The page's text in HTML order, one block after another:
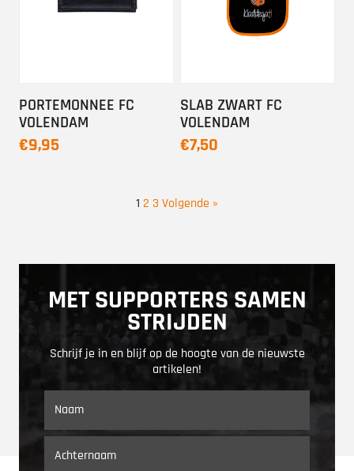
PORTEMONNEE FC
VOLENDAM
€9,95
SLAB ZWART FC
VOLENDAM
€7,50
1 2 3 Volgende »
MET SUPPORTERS SAMEN
STRIJDEN
Schrijf je in en blijf op de hoogte van de nieuwste
artikelen!
o